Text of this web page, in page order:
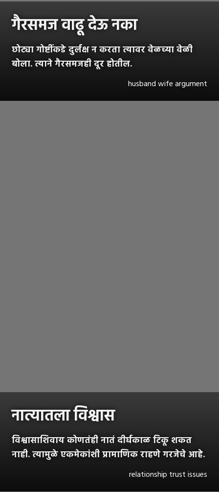
गैरसमज वाढू देऊ नका
छोट्या गोष्टींकडे दुर्लक्ष न करता त्यावर वेळच्या वेळी
बोला. त्याने गैरसमजही दूर होतील.
husband wife argument
नात्यातला विश्वास
विश्वासाशिवाय कोणतंही नातं दीर्घकाळ टिकू शकत
नाही. त्यामुळे एकमेकांशी प्रामाणिक राहणे गरजेचे आहे.
relationship trust issues